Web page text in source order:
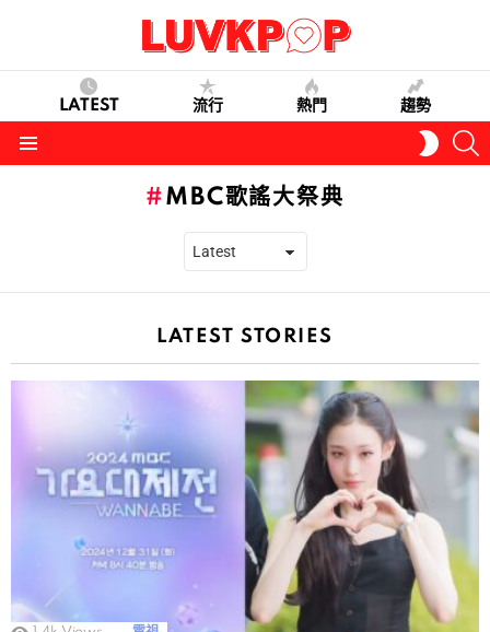
LATEST 流行 熱門 趨勢
SKIN
MBC歌謠大祭典
LATEST STORIES